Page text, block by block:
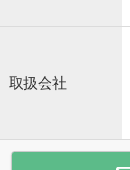
取扱会社